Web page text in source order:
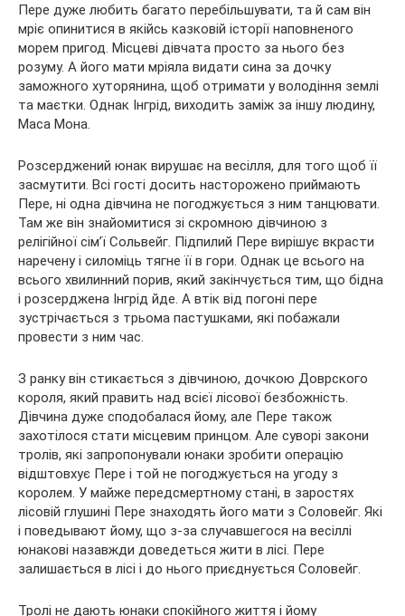
Пере дуже любить багато перебільшувати, та й сам він
мріє опинитися в якійсь казковій історії наповненого
морем пригод. Місцеві дівчата просто за нього без
розуму. А його мати мріяла видати сина за дочку
заможного хуторянина, щоб отримати у володіння землі
та маєтки. Однак Інгрід, виходить заміж за іншу людину,
Маса Мона.
Розсерджений юнак вирушає на весілля, для того щоб її
засмутити. Всі гості досить насторожено приймають
Пере, ні одна дівчина не погоджується з ним танцювати.
Там же він знайомитися зі скромною дівчиною з
релігійної сім’ї Сольвейг. Підпилий Пере вирішує вкрасти
наречену і силоміць тягне її в гори. Однак це всього на
всього хвилинний порив, який закінчується тим, що бідна
і розсерджена Інгрід йде. А втік від погоні пере
зустрічається з трьома пастушками, які побажали
провести з ним час.
З ранку він стикається з дівчиною, дочкою Доврского
короля, який править над всієї лісової безбожність.
Дівчина дуже сподобалася йому, але Пере також
захотілося стати місцевим принцом. Але суворі закони
тролів, які запропонували юнаки зробити операцію
відштовхує Пере і той не погоджується на угоду з
королем. У майже передсмертному стані, в заростях
лісовій глушині Пере знаходять його мати з Соловейг. Які
і поведывают йому, що з-за случавшегося на весіллі
юнакові назавжди доведеться жити в лісі. Пере
залишається в лісі і до нього приєднується Соловейг.
Тролі не дають юнаки спокійного життя і йому